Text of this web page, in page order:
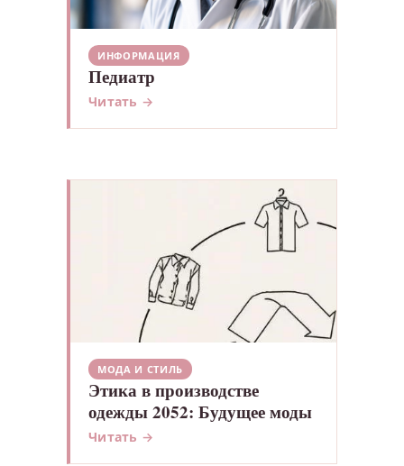
ИНФОРМАЦИЯ
Педиатр
Читать →
МОДА И СТИЛЬ
Этика в производстве
одежды 2052: Будущее моды
Читать →